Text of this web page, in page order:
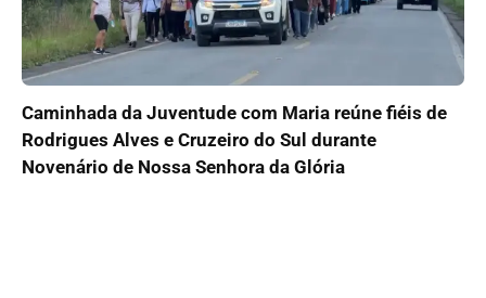
Caminhada da Juventude com Maria reúne fiéis de
Rodrigues Alves e Cruzeiro do Sul durante
Novenário de Nossa Senhora da Glória